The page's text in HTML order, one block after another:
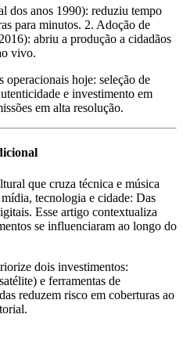
dos anos 1990): reduziu tempo
para minutos. 2. Adoção de
abriu a produção a cidadãos
vivo.
operacionais hoje: seleção de
e investimento em
em alta resolução.
que cruza técnica e música
tecnologia e cidade: Das
Esse artigo contextualiza
se influenciaram ao longo do
dois investimentos:
e ferramentas de
reduzem risco em coberturas ao